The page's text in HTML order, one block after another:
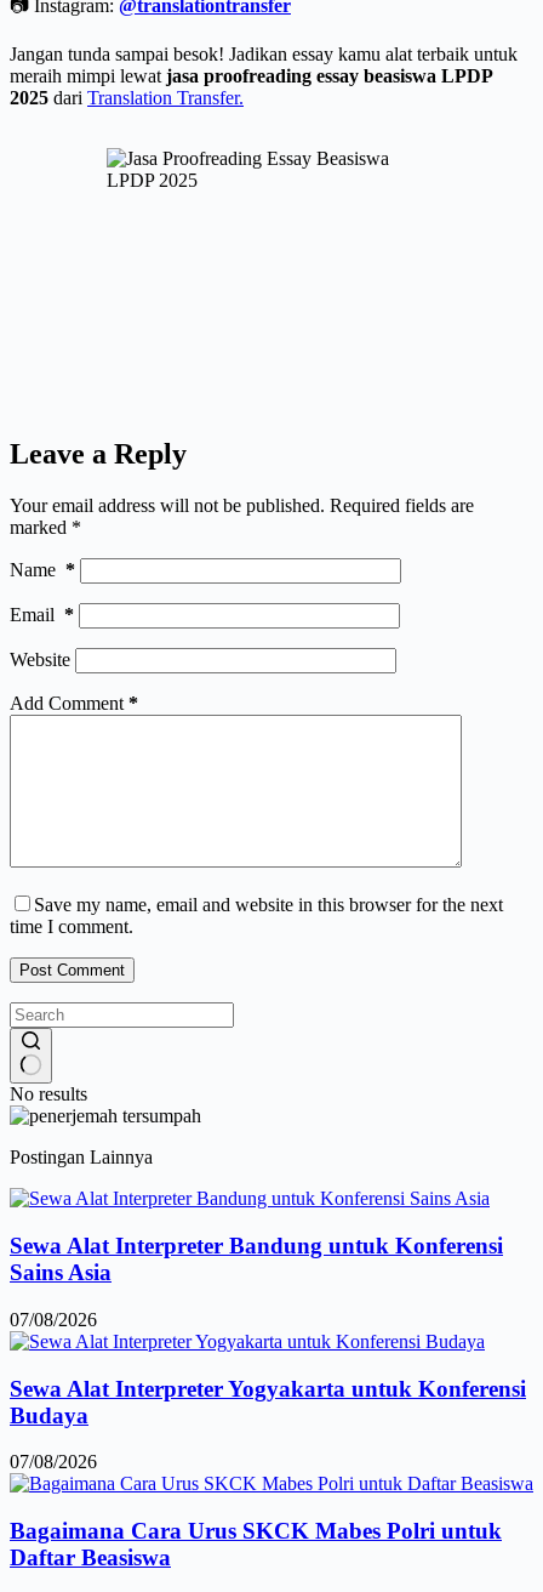
📷 Instagram: @translationtransfer
Jangan tunda sampai besok! Jadikan essay kamu alat terbaik untuk
meraih mimpi lewat jasa proofreading essay beasiswa LPDP
2025 dari Translation Transfer.
Leave a Reply
Your email address will not be published. Required fields are
marked *
Name *
Email *
Website
Add Comment *
Save my name, email and website in this browser for the next
time I comment.
Post Comment
No results
Postingan Lainnya
Sewa Alat Interpreter Bandung untuk Konferensi
Sains Asia
07/08/2026
Sewa Alat Interpreter Yogyakarta untuk Konferensi
Budaya
07/08/2026
Bagaimana Cara Urus SKCK Mabes Polri untuk
Daftar Beasiswa